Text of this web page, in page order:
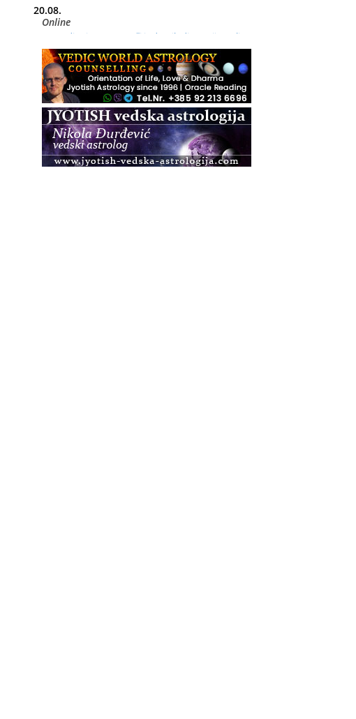
20.08.
Online
Radionica: Pomagači iz drugih dimenzija Online –
otvoreno za sve
21.08.
Zagreb+Online
Osnovni ThetaHealing® tečaj, Zagreb i Online
22.08.
Zagreb
Osnovna radionica za izscjeljivanje pranom (Basic
Pranic Healing course)
Pula